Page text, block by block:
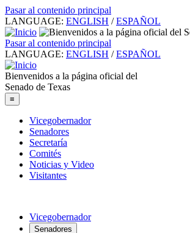
Pasar al contenido principal
LANGUAGE: ENGLISH / ESPAÑOL
Pasar al contenido principal
LANGUAGE: ENGLISH / ESPAÑOL
Bienvenidos a la página oficial del
Senado de Texas
≡
Vicegobernador
Senadores
Secretaría
Comités
Noticias y Video
Visitantes
Vicegobernador
Senadores